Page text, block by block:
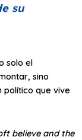
su
solo el
sino
político que vive
believe and the